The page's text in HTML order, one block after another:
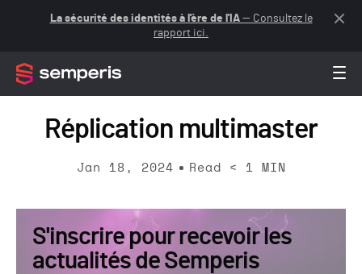
La sécurité des identités à l'ère de l'IA— Consultez le
rapport ici.
Réplication multimaster
Jan 18, 2024 Read < 1 MIN
S'inscrire pour recevoir les
actualités de Semperis